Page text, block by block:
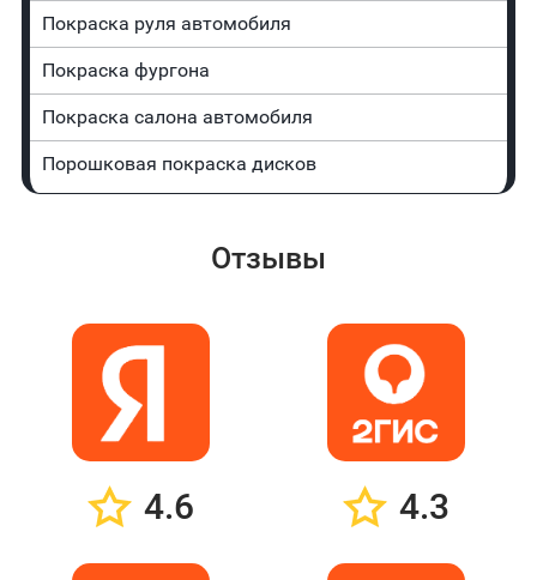
Покраска руля автомобиля
Покраска фургона
Покраска салона автомобиля
Порошковая покраска дисков
Отзывы
4.6 4.3